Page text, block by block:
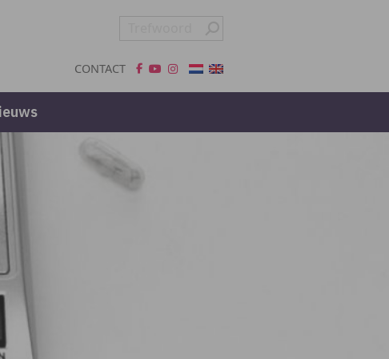
CONTACT